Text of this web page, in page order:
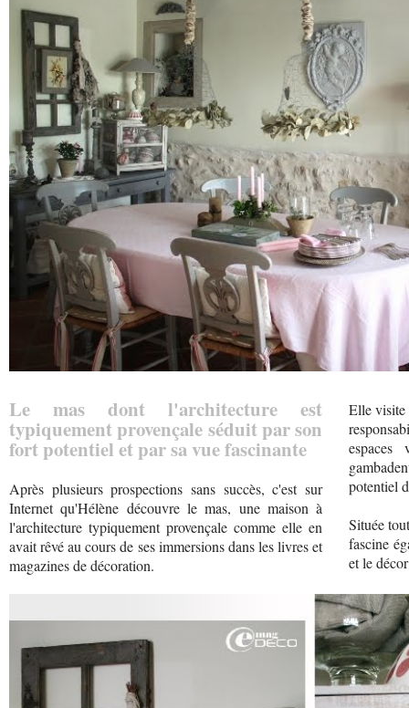
Le mas dont l'architecture est
typiquement provençale séduit par son
fort potentiel et par sa vue fascinante
Après plusieurs prospections sans succès, c'est sur
Internet qu'Hélène découvre le mas, une maison à
l'architecture typiquement provençale comme elle en
avait rêvé au cours de ses immersions dans les livres et
magazines de décoration.
Elle visite
espaces
potentiel
Située
fascine
et le